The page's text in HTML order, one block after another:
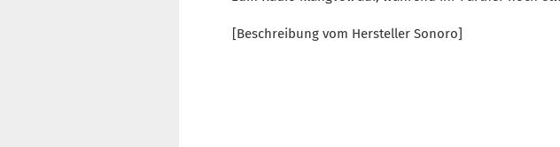
[Beschreibung vom Hersteller Sonoro]